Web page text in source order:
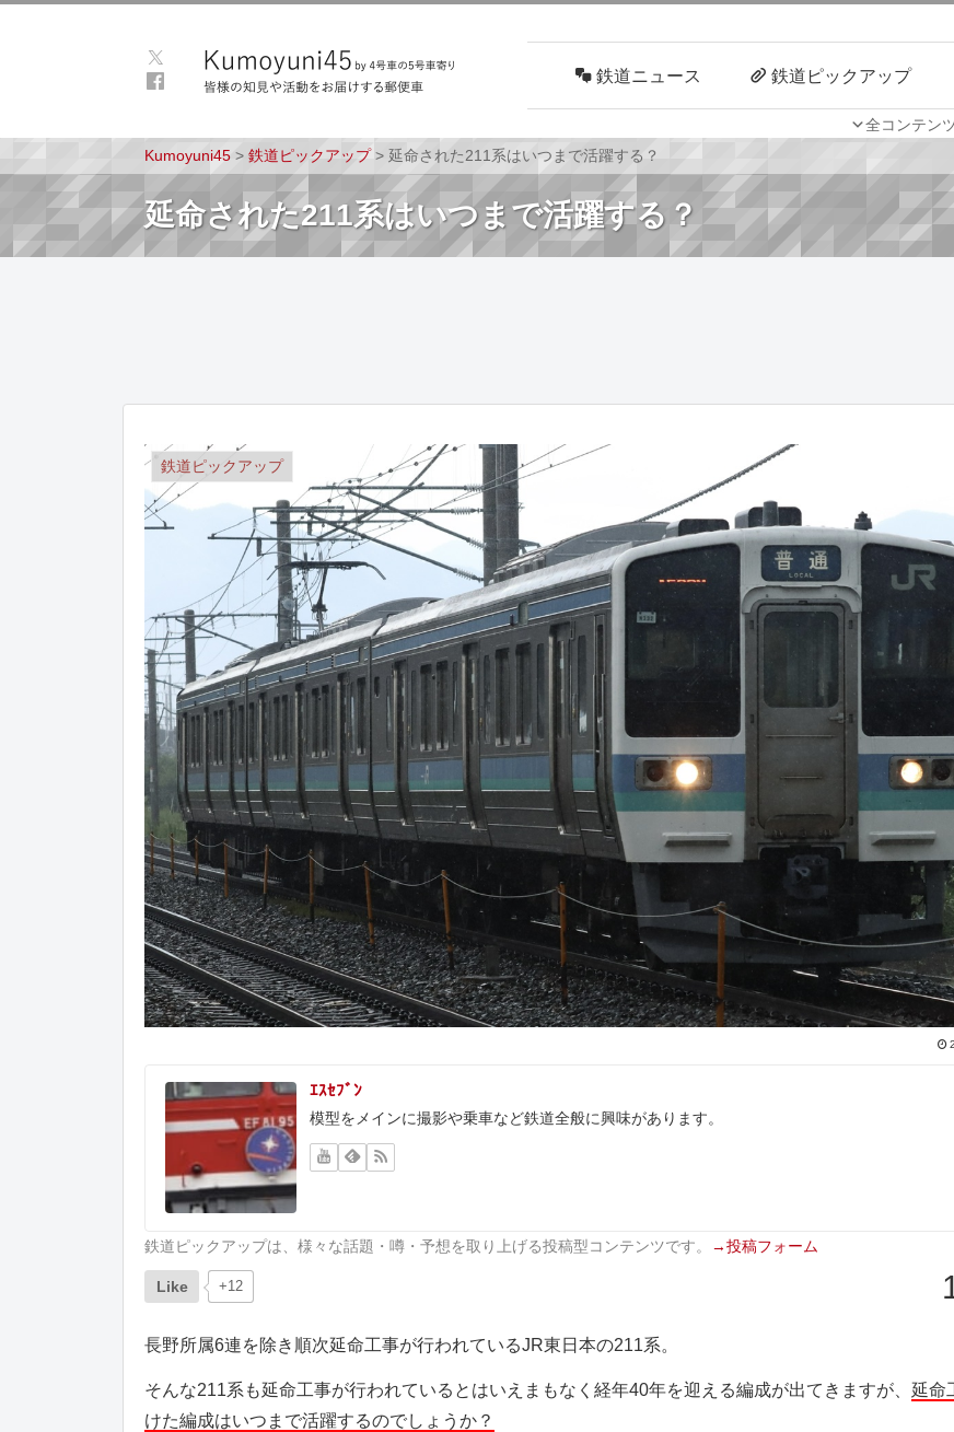
全コンテン
鉄道ニュース 鉄道ピックアップ
車両技術 路線探訪
Kumoyuni45 > 鉄道ピックアップ> 延命された211系はいつまで活躍する？
延命された211系はいつまで活躍する？
鉄道ピックアップ
ｴｽｾﾌﾞﾝ
模型をメインに撮影や乗車など鉄道全般に興味があります。
鉄道ピックアップは、様々な話題・噂・予想を取り上げる投稿型コンテンツです。 →投稿フォーム
Like +12
長野所属6連を除き順次延命工事が行われているJR東日本の211系。
そんな211系も延命工事が行われているとはいえまもなく経年40年を迎える編成が出てきますが、 延命
けた編成はいつまで活躍するのでしょうか？